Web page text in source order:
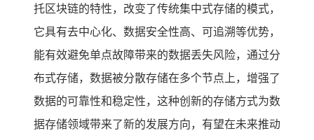
托区块链的特性，改变了传统集中式存储的模式，
它具有去中心化、数据安全性高、可追溯等优势，
能有效避免单点故障带来的数据丢失风险，通过分
布式存储，数据被分散存储在多个节点上，增强了
数据的可靠性和稳定性，这种创新的存储方式为数
据存储领域带来了新的发展方向，有望在未来推动